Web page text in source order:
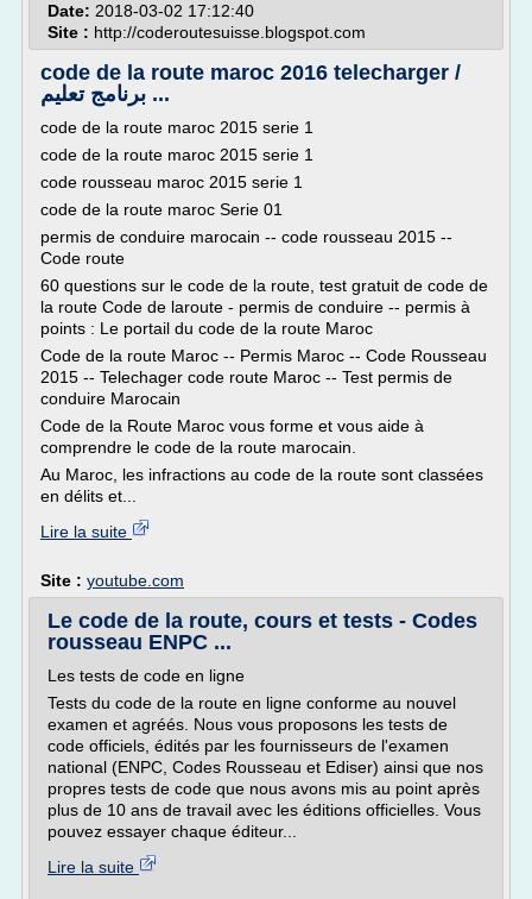
Date: 2018-03-02 17:12:40
Site : http://coderoutesuisse.blogspot.com
code de la route maroc 2016 telecharger /
برنامج تعليم ...
code de la route maroc 2015 serie 1
code de la route maroc 2015 serie 1
code rousseau maroc 2015 serie 1
code de la route maroc Serie 01
permis de conduire marocain -- code rousseau 2015 --
Code route
60 questions sur le code de la route, test gratuit de code de
la route Code de laroute - permis de conduire -- permis à
points : Le portail du code de la route Maroc
Code de la route Maroc -- Permis Maroc -- Code Rousseau
2015 -- Telechager code route Maroc -- Test permis de
conduire Marocain
Code de la Route Maroc vous forme et vous aide à
comprendre le code de la route marocain.
Au Maroc, les infractions au code de la route sont classées
en délits et...
Lire la suite
Site : youtube.com
Le code de la route, cours et tests - Codes
rousseau ENPC ...
Les tests de code en ligne
Tests du code de la route en ligne conforme au nouvel
examen et agréés. Nous vous proposons les tests de
code officiels, édités par les fournisseurs de l'examen
national (ENPC, Codes Rousseau et Ediser) ainsi que nos
propres tests de code que nous avons mis au point après
plus de 10 ans de travail avec les éditions officielles. Vous
pouvez essayer chaque éditeur...
Lire la suite